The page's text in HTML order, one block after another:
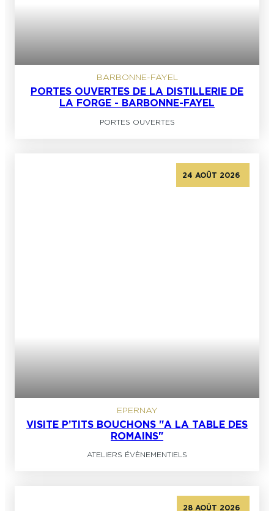
BARBONNE-FAYEL
PORTES OUVERTES DE LA DISTILLERIE DE
LA FORGE - BARBONNE-FAYEL
PORTES OUVERTES
24 AOÛT 2026
EPERNAY
VISITE P’TITS BOUCHONS "A LA TABLE DES
ROMAINS"
ATELIERS ÉVÈNEMENTIELS
28 AOÛT 2026